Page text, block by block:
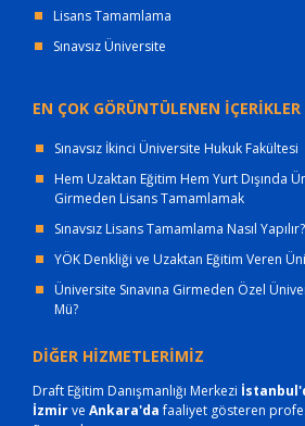
Lisans Tamamlama
Sınavsız Üniversite
EN ÇOK GÖRÜNTÜLENEN İÇERİKLER
Sınavsız İkinci Üniversite Hukuk Fakültesi
Hem Uzaktan Eğitim Hem Yurt Dışında
Girmeden Lisans Tamamlamak
Sınavsız Lisans Tamamlama Nasıl Yapılır?
YÖK Denkliği ve Uzaktan Eğitim Veren
Üniversite Sınavına Girmeden Özel
Mü?
DİĞER HİZMETLERİMİZ
Draft Eğitim Danışmanlığı Merkezi
İzmirve Ankara'dafaaliyet gösteren